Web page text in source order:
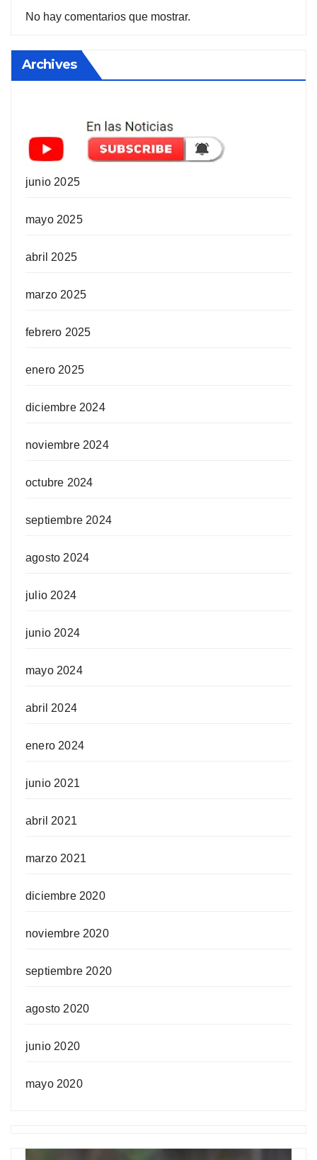
No hay comentarios que mostrar.
Archives
junio 2025
mayo 2025
abril 2025
marzo 2025
febrero 2025
enero 2025
diciembre 2024
noviembre 2024
octubre 2024
septiembre 2024
agosto 2024
julio 2024
junio 2024
mayo 2024
abril 2024
enero 2024
junio 2021
abril 2021
marzo 2021
diciembre 2020
noviembre 2020
septiembre 2020
agosto 2020
junio 2020
mayo 2020